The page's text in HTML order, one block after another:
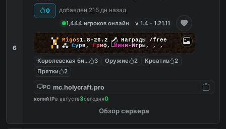
6
0
добавлен 216 дн назад
1,444 игроков онлайн
v 1.4 - 1.21.11
▚▞ Migos1.8-26.2🗡 Награды /free
▞▚ ⁂ Сурв, Гриф,Мини-Игры, , ,
Королевская битва3 Оружие 2 Креатив
2
Прятки
2
PC mc.holycraft.pro
копий IPв августе3сегодня0
Обзор сервера